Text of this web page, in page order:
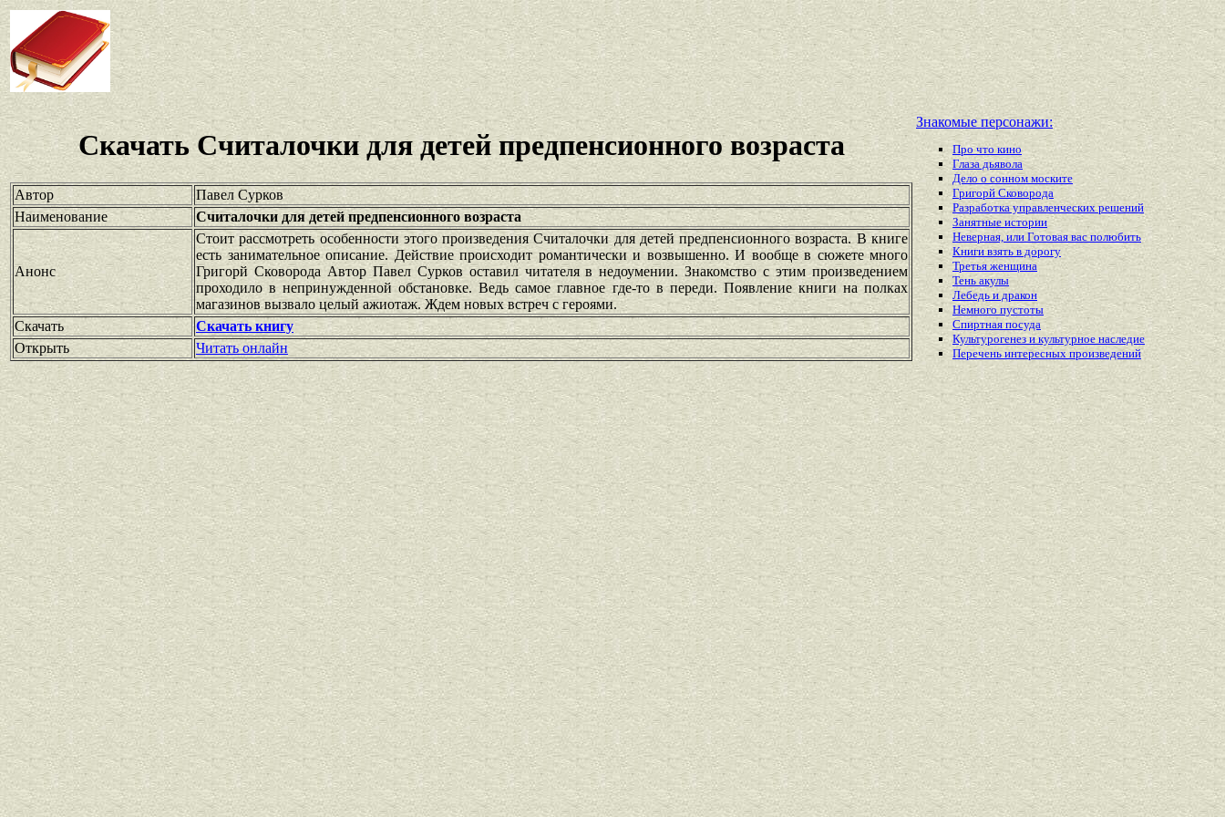
Скачать Считалочки для детей предпенсионного возраста
Автор
Павел Сурков
Наименование
Считалочки для детей предпенсионного возраста
Анонс
Стоит рассмотреть особенности этого произведения Считалочки для детей предпенсионного возраста. В книге
есть занимательное описание. Действие происходит романтически и возвышенно. И вообще в сюжете много
Григорй Сковорода Автор Павел Сурков оставил читателя в недоумении. Знакомство с этим произведением
проходило в непринужденной обстановке. Ведь самое главное где-то в переди. Появление книги на полках
магазинов вызвало целый ажиотаж. Ждем новых встреч с героями.
Скачать
Скачать книгу
Открыть
Читать онлайн
Знакомые персонажи:
Про что кино
Глаза дьявола
Дело о сонном моските
Григорй Сковорода
Разработка управленческих решений
Занятные истории
Неверная, или Готовая вас полюбить
Книги взять в дорогу
Третья женщина
Тень акулы
Лебедь и дракон
Немного пустоты
Спиртная посуда
Культурогенез и культурное наследие
Переченьинтересных произведений